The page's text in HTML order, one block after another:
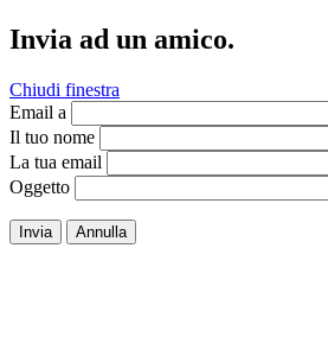
Invia ad un amico.
Chiudi finestra
Email a
Il tuo nome
La tua email
Oggetto
Invia Annulla